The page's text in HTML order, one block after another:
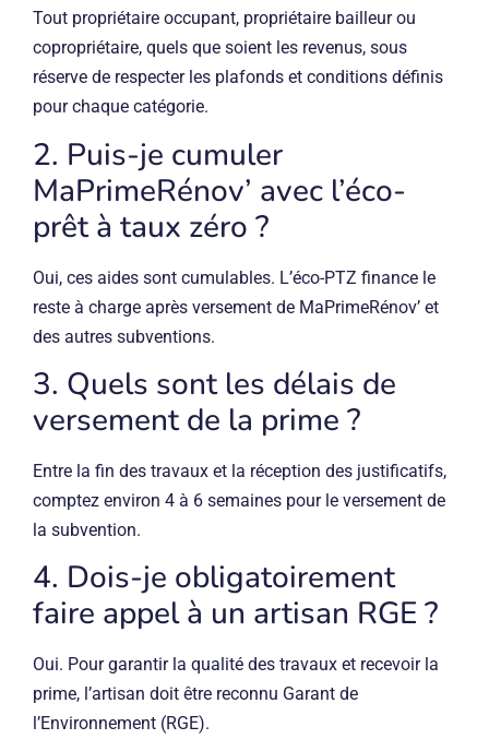
Tout propriétaire occupant, propriétaire bailleur ou
copropriétaire, quels que soient les revenus, sous
réserve de respecter les plafonds et conditions définis
pour chaque catégorie.
2. Puis-je cumuler
MaPrimeRénov’ avec l’éco-
prêt à taux zéro ?
Oui, ces aides sont cumulables. L’éco-PTZ finance le
reste à charge après versement de MaPrimeRénov’ et
des autres subventions.
3. Quels sont les délais de
versement de la prime ?
Entre la fin des travaux et la réception des justificatifs,
comptez environ 4 à 6 semaines pour le versement de
la subvention.
4. Dois-je obligatoirement
faire appel à un artisan RGE ?
Oui. Pour garantir la qualité des travaux et recevoir la
prime, l’artisan doit être reconnu Garant de
l’Environnement (RGE).